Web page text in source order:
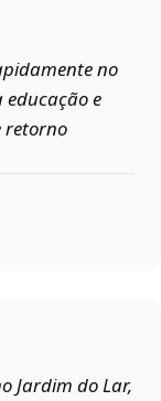
no
educação e
retorno
Jardim do Lar,